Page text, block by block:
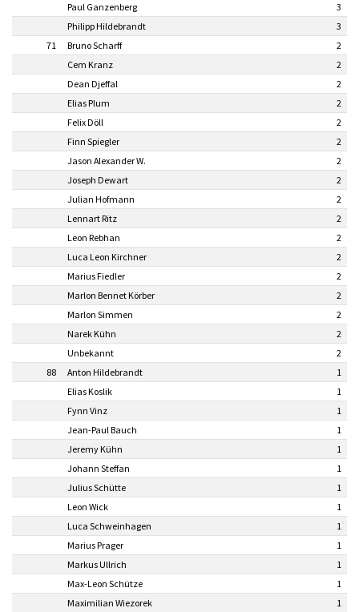
Paul Ganzenberg
3
Philipp Hildebrandt
3
71
Bruno Scharff
2
Cem Kranz
2
Dean Djeffal
2
Elias Plum
2
Felix Döll
2
Finn Spiegler
2
Jason Alexander W.
2
Joseph Dewart
2
Julian Hofmann
2
Lennart Ritz
2
Leon Rebhan
2
Luca Leon Kirchner
2
Marius Fiedler
2
Marlon Bennet Körber
2
Marlon Simmen
2
Narek Kühn
2
Unbekannt
2
88
Anton Hildebrandt
1
Elias Koslik
1
Fynn Vinz
1
Jean-Paul Bauch
1
Jeremy Kühn
1
Johann Steffan
1
Julius Schütte
1
Leon Wick
1
Luca Schweinhagen
1
Marius Prager
1
Markus Ullrich
1
Max-Leon Schütze
1
Maximilian Wiezorek
1